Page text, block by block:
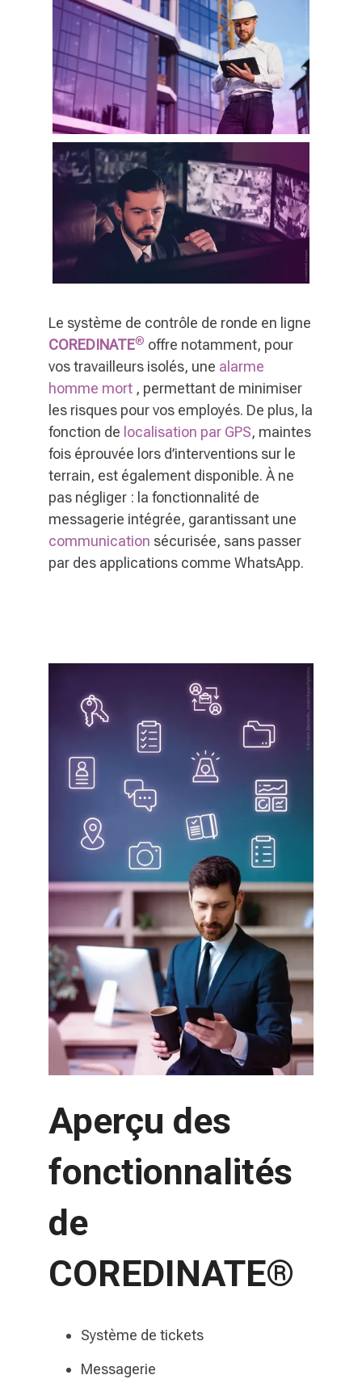
Le système de contrôle de ronde en ligne
COREDINATE® offre notamment, pour
vos travailleurs isolés, une alarme
homme mort , permettant de minimiser
les risques pour vos employés. De plus, la
fonction de localisation par GPS, maintes
fois éprouvée lors d’interventions sur le
terrain, est également disponible. À ne
pas négliger : la fonctionnalité de
messagerie intégrée, garantissant une
communication sécurisée, sans passer
par des applications comme WhatsApp.
Aperçu des
fonctionnalités
de
COREDINATE®
Système de tickets
Messagerie